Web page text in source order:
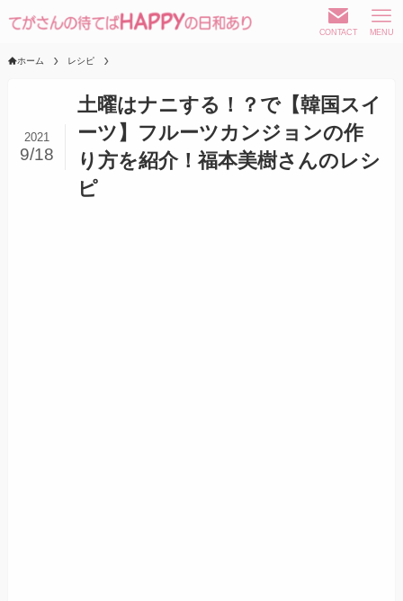
CONTACT MENU
ホーム レシピ
土曜はナニする！？で【韓国スイ
ーツ】フルーツカンジョンの作
り方を紹介！福本美樹さんのレシ
ピ
2021
9/18